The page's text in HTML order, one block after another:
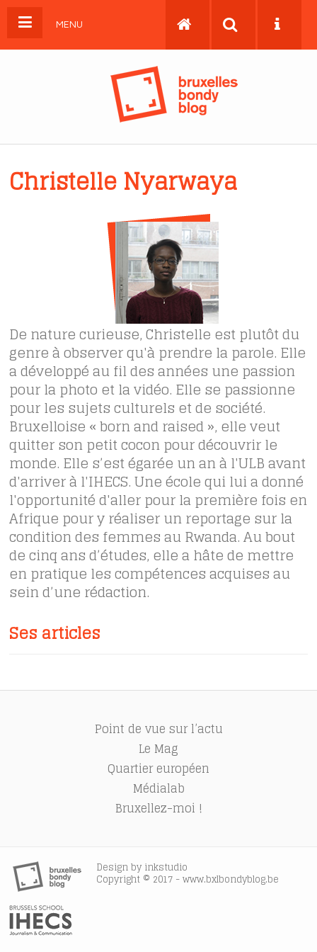
MENU
Christelle Nyarwaya
De nature curieuse, Christelle est plutôt du
genre à observer qu'à prendre la parole. Elle
a développé au fil des années une passion
pour la photo et la vidéo. Elle se passionne
pour les sujets culturels et de société.
Bruxelloise « born and raised », elle veut
quitter son petit cocon pour découvrir le
monde. Elle s’est égarée un an à l'ULB avant
d'arriver à l'IHECS. Une école qui lui a donné
l'opportunité d'aller pour la première fois en
Afrique pour y réaliser un reportage sur la
condition des femmes au Rwanda. Au bout
de cinq ans d’études, elle a hâte de mettre
en pratique les compétences acquises au
sein d’une rédaction.
Ses articles
Point de vue sur l’actu
Le Mag
Quartier européen
Médialab
Bruxellez-moi !
Design by inkstudio
Copyright © 2017 - www.bxlbondyblog.be